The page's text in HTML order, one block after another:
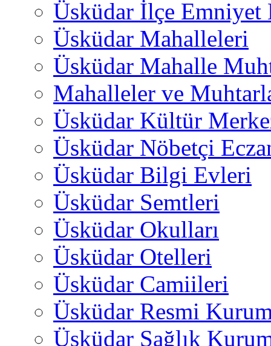
Üsküdar İlçe
Üsküdar Mahalleleri
Üsküdar Mahalle
Mahalleler ve
Üsküdar Kültür
Üsküdar Nöbetçi
Üsküdar Bilgi Evleri
Üsküdar Semtleri
Üsküdar Okulları
Üsküdar Otelleri
Üsküdar Camiileri
Üsküdar Resmi
Üsküdar Sağlık